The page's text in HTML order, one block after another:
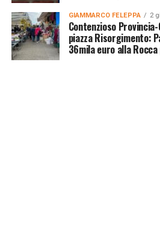
GIAMMARCO FELEPPA 2
Contenzioso
piazza Risorgimento:
36mila euro alla